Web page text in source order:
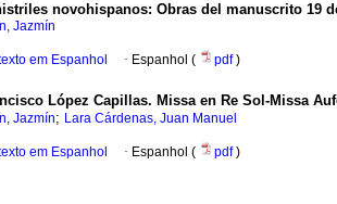
novohispanos: Obras del manuscrito 19
Jazmín
em Espanhol · Espanhol ( pdf)
López Capillas. Missa en Re Sol-Missa
Jazmín; Lara Cárdenas, Juan Manuel
em Espanhol · Espanhol ( pdf)